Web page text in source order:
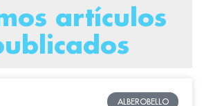
artículos
ALBEROBELLO